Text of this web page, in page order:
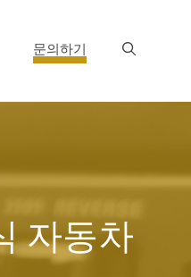
문의하기
자동차